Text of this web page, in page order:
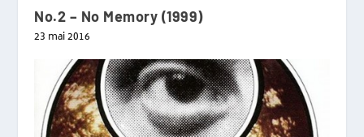
No.2 – No Memory (1999)
23 mai 2016